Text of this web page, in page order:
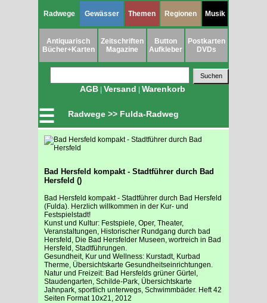
Radwege Gewässer Themen Regionen Musik
Antiquarisch
Bücher+Karten
Zeitschriften
Magazine
Button
Aufkleber
Postkarten
DVDs
AGB | Versand | Warenkorb
☰ Radwege >> Fulda-Radweg
Bad Hersfeld kompakt - Stadtführer durch Bad
Hersfeld ()
Bad Hersfeld kompakt - Stadtführer durch Bad Hersfeld
(Fulda). Herzlich willkommen in der Kur- und
Festspielstadt!
Kunst und Kultur: Festspiele, Oper, Theater,
Veranstaltungen, Historischer Rundgang durch bad
Hersfeld, Die Bad Hersfelder Museen, wortreich in Bad
Hersfeld, Stadtführungen.
Gesundheit, Kur und Wellness: Kurstadt, Kurbad
Therme, Übersichtskarte Gesundheitseinrichtungen.
Natur und Freizeit: Bad Hersfelds grüner Gürtel,
Staudengarten, Schilde-Park, Übersichtskarte
Jahnpark, sportlich unterwegs, Schwimmbäder. Heft 42
Seiten Format 10x21, 2012